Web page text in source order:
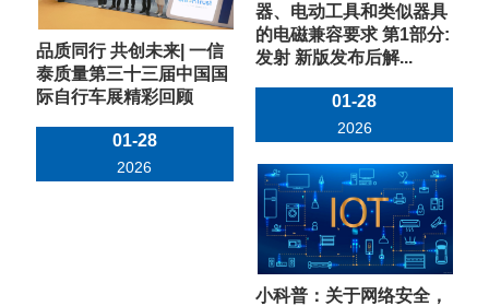
品质同行 共创未来| 一信
泰质量第三十三届中国国
际自行车展精彩回顾
01-28
2026
器、电动工具和类似器具
的电磁兼容要求 第1部分:
发射 新版发布后解...
01-28
2026
小科普：关于网络安全，